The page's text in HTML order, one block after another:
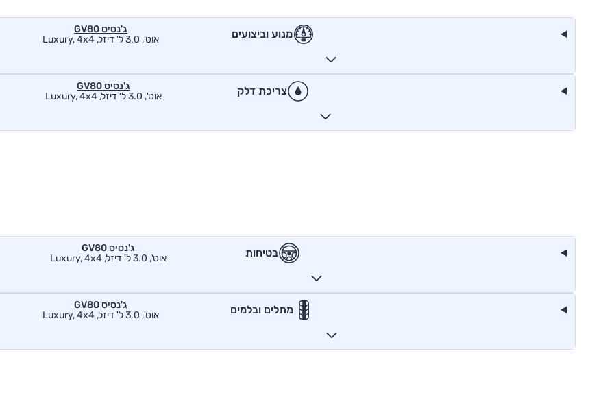
מנוע וביצועים
ג'נסיס GV80
אוט', 3.0 ל' דיזל, Luxury, 4x4
צריכת דלק
ג'נסיס GV80
אוט', 3.0 ל' דיזל, Luxury, 4x4
בטיחות
ג'נסיס GV80
אוט', 3.0 ל' דיזל, Luxury, 4x4
מתלים ובלמים
ג'נסיס GV80
אוט', 3.0 ל' דיזל, Luxury, 4x4